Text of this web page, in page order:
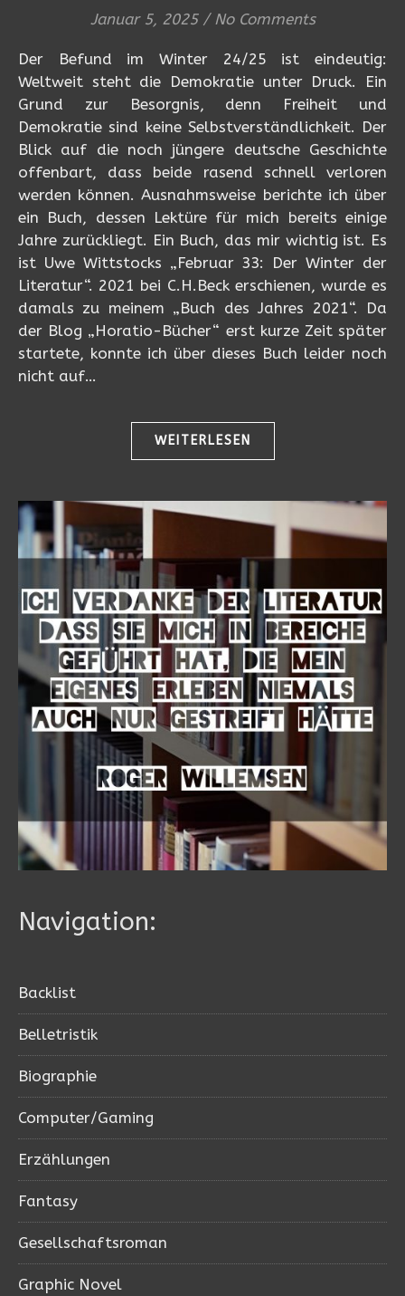
Januar 5, 2025 / No Comments
Der Befund im Winter 24/25 ist eindeutig:
Weltweit steht die Demokratie unter Druck. Ein
Grund zur Besorgnis, denn Freiheit und
Demokratie sind keine Selbstverständlichkeit. Der
Blick auf die noch jüngere deutsche Geschichte
offenbart, dass beide rasend schnell verloren
werden können. Ausnahmsweise berichte ich über
ein Buch, dessen Lektüre für mich bereits einige
Jahre zurückliegt. Ein Buch, das mir wichtig ist. Es
ist Uwe Wittstocks „Februar 33: Der Winter der
Literatur“. 2021 bei C.H.Beck erschienen, wurde es
damals zu meinem „Buch des Jahres 2021“. Da
der Blog „Horatio-Bücher“ erst kurze Zeit später
startete, konnte ich über dieses Buch leider noch
nicht auf…
WEITERLESEN
Navigation:
Backlist
Belletristik
Biographie
Computer/Gaming
Erzählungen
Fantasy
Gesellschaftsroman
Graphic Novel